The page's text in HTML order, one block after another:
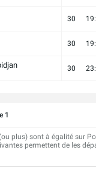
30
30
30
1
plus) sont à égalité sur
permettent de les